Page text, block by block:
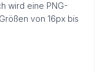
wird eine PNG-
von 16px bis